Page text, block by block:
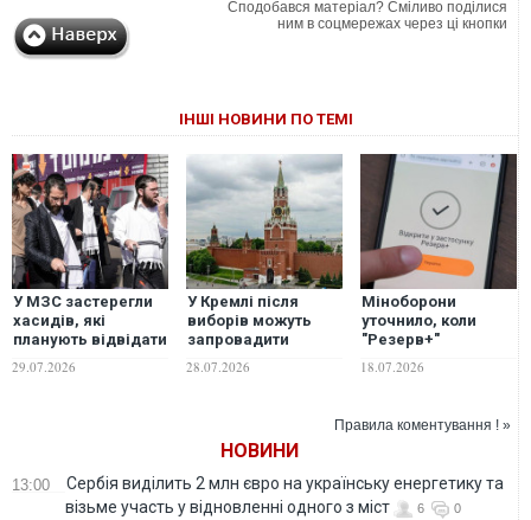
Сподобався матеріал? Сміливо поділися
ним в соцмережах через ці кнопки
ІНШІ НОВИНИ ПО ТЕМІ
У МЗС застерегли
хасидів, які
планують відвідати
Умань та
попередили про
29.07.2026
У Кремлі після
виборів можуть
запровадити
воєнний стан через
проблеми на
28.07.2026
Міноборони
уточнило, коли
"Резерв+"
ставитимуть на
"паузу"
18.07.2026
Правила коментування ! »
НОВИНИ
13:00
Сербія виділить 2 млн євро на українську енергетику та
візьме участь у відновленні одного з міст
6 0